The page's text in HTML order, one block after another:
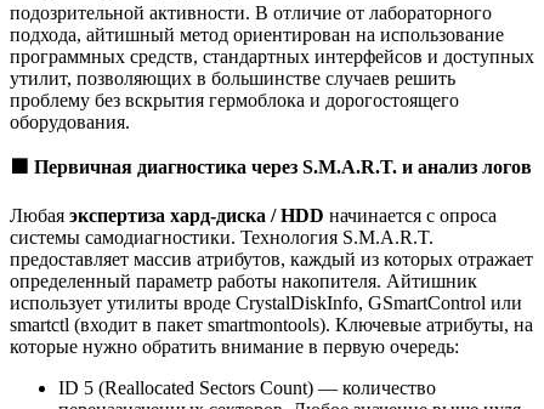
подозрительной активности. В отличие от лабораторного
подхода, айтишный метод ориентирован на использование
программных средств, стандартных интерфейсов и доступных
утилит, позволяющих в большинстве случаев решить
проблему без вскрытия гермоблока и дорогостоящего
оборудования.
Первичная диагностика через S.M.A.R.T. и анализ логов
Любая экспертиза хард-диска / HDD начинается с опроса
системы самодиагностики. Технология S.M.A.R.T.
предоставляет массив атрибутов, каждый из которых отражает
определенный параметр работы накопителя. Айтишник
использует утилиты вроде CrystalDiskInfo, GSmartControl или
smartctl (входит в пакет smartmontools). Ключевые атрибуты, на
которые нужно обратить внимание в первую очередь:
ID 5 (Reallocated Sectors Count) — количество